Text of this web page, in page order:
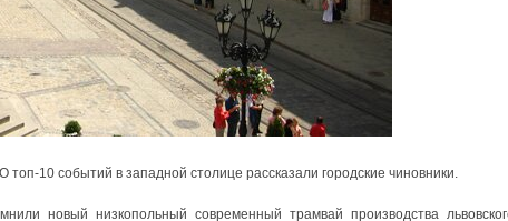
топ-10 событий в западной столице рассказали городские чиновники.
новый низкопольный современный трамвай производства